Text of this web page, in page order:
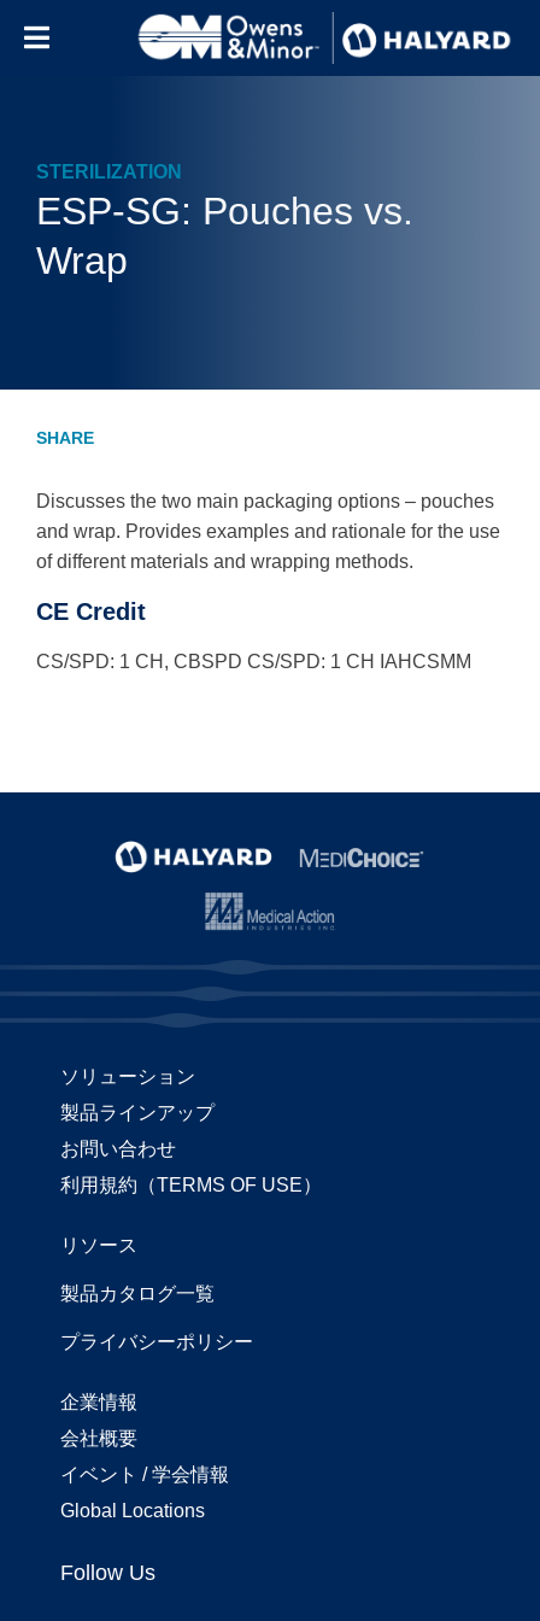
STERILIZATION
ESP-SG: Pouches vs.
Wrap
Discusses the two main packaging options – pouches
and wrap. Provides examples and rationale for the use
of different materials and wrapping methods.
CE Credit
CS/SPD: 1 CH, CBSPD CS/SPD: 1 CH IAHCSMM
ソリューション
製品ラインアップ
お問い合わせ
利用規約（TERMS OF USE）
リソース
製品カタログ一覧
プライバシーポリシー
企業情報
会社概要
イベント / 学会情報
Global Locations
Follow Us